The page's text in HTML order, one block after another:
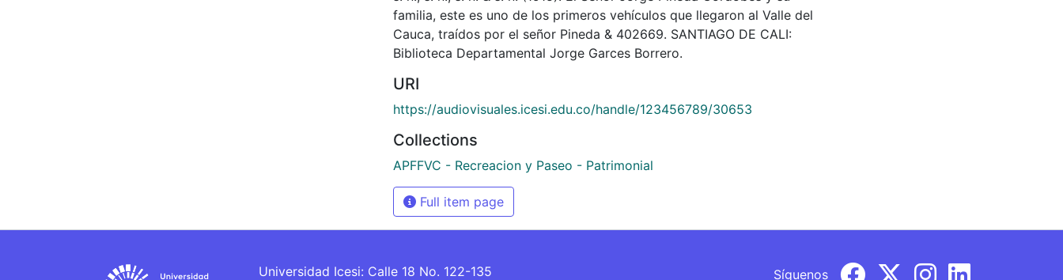
familia, este es uno de los primeros vehículos que llegaron al Valle del
Cauca, traídos por el señor Pineda & 402669. SANTIAGO DE CALI:
Biblioteca Departamental Jorge Garces Borrero.
URI
https://audiovisuales.icesi.edu.co/handle/123456789/30653
Collections
APFFVC - Recreacion y Paseo - Patrimonial
Full item page
Universidad Icesi: Calle 18 No. 122-135 Síguenos